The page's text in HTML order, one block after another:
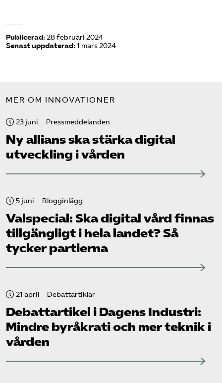
Publicerad: 28 februari 2024
Senast uppdaterad: 1 mars 2024
MER OM INNOVATIONER
23 juni Pressmeddelanden
Ny allians ska stärka digital
utveckling i vården
5 juni Blogginlägg
Valspecial: Ska digital vård finnas
tillgängligt i hela landet? Så
tycker partierna
21 april Debattartiklar
Debattartikel i Dagens Industri:
Mindre byråkrati och mer teknik i
vården